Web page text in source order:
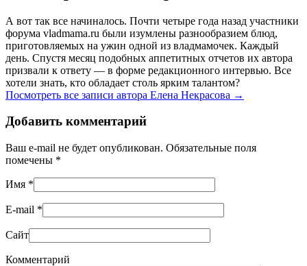
А вот так все начиналось. Почти четыре года назад участники
форума vladmama.ru были изумлены разнообразием блюд,
приготовляемых на ужин одной из владмамочек. Каждый
день. Спустя месяц подобных аппетитных отчетов их автора
призвали к ответу — в форме редакционного интервью. Все
хотели знать, кто обладает столь ярким талантом?
Посмотреть все записи автора Елена Некрасова →
Добавить комментарий
Ваш e-mail не будет опубликован. Обязательные поля
помечены *
Имя *
E-mail *
Сайт
Комментарий